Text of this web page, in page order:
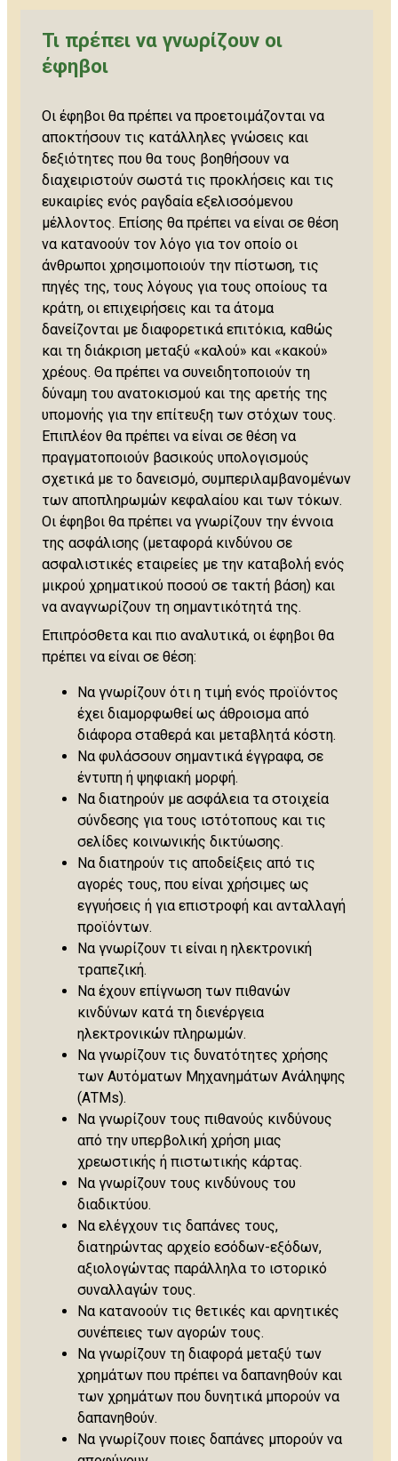
Τι πρέπει να γνωρίζουν οι
έφηβοι
Οι έφηβοι θα πρέπει να προετοιμάζονται να
αποκτήσουν τις κατάλληλες γνώσεις και
δεξιότητες που θα τους βοηθήσουν να
διαχειριστούν σωστά τις προκλήσεις και τις
ευκαιρίες ενός ραγδαία εξελισσόμενου
μέλλοντος. Επίσης θα πρέπει να είναι σε θέση
να κατανοούν τον λόγο για τον οποίο οι
άνθρωποι χρησιμοποιούν την πίστωση, τις
πηγές της, τους λόγους για τους οποίους τα
κράτη, οι επιχειρήσεις και τα άτομα
δανείζονται με διαφορετικά επιτόκια, καθώς
και τη διάκριση μεταξύ «καλού» και «κακού»
χρέους. Θα πρέπει να συνειδητοποιούν τη
δύναμη του ανατοκισμού και της αρετής της
υπομονής για την επίτευξη των στόχων τους.
Επιπλέον θα πρέπει να είναι σε θέση να
πραγματοποιούν βασικούς υπολογισμούς
σχετικά με το δανεισμό, συμπεριλαμβανομένων
των αποπληρωμών κεφαλαίου και των τόκων.
Οι έφηβοι θα πρέπει να γνωρίζουν την έννοια
της ασφάλισης (μεταφορά κινδύνου σε
ασφαλιστικές εταιρείες με την καταβολή ενός
μικρού χρηματικού ποσού σε τακτή βάση) και
να αναγνωρίζουν τη σημαντικότητά της.
Επιπρόσθετα και πιο αναλυτικά, οι έφηβοι θα
πρέπει να είναι σε θέση:
Να γνωρίζουν ότι η τιμή ενός προϊόντος
έχει διαμορφωθεί ως άθροισμα από
διάφορα σταθερά και μεταβλητά κόστη.
Να φυλάσσουν σημαντικά έγγραφα, σε
έντυπη ή ψηφιακή μορφή.
Να διατηρούν με ασφάλεια τα στοιχεία
σύνδεσης για τους ιστότοπους και τις
σελίδες κοινωνικής δικτύωσης.
Να διατηρούν τις αποδείξεις από τις
αγορές τους, που είναι χρήσιμες ως
εγγυήσεις ή για επιστροφή και ανταλλαγή
προϊόντων.
Να γνωρίζουν τι είναι η ηλεκτρονική
τραπεζική.
Να έχουν επίγνωση των πιθανών
κινδύνων κατά τη διενέργεια
ηλεκτρονικών πληρωμών.
Να γνωρίζουν τις δυνατότητες χρήσης
των Αυτόματων Μηχανημάτων Ανάληψης
(ΑΤΜs).
Να γνωρίζουν τους πιθανούς κινδύνους
από την υπερβολική χρήση μιας
χρεωστικής ή πιστωτικής κάρτας.
Να γνωρίζουν τους κινδύνους του
διαδικτύου.
Να ελέγχουν τις δαπάνες τους,
διατηρώντας αρχείο εσόδων-εξόδων,
αξιολογώντας παράλληλα το ιστορικό
συναλλαγών τους.
Να κατανοούν τις θετικές και αρνητικές
συνέπειες των αγορών τους.
Να γνωρίζουν τη διαφορά μεταξύ των
χρημάτων που πρέπει να δαπανηθούν και
των χρημάτων που δυνητικά μπορούν να
δαπανηθούν.
Να γνωρίζουν ποιες δαπάνες μπορούν να